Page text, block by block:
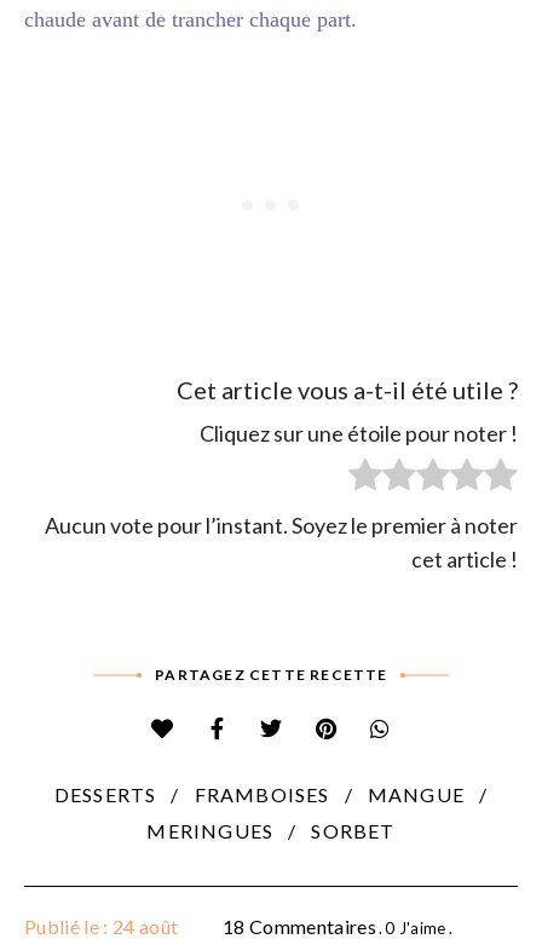
chaude avant de trancher chaque part.
Cet article vous a-t-il été utile ?
Cliquez sur une étoile pour noter !
Aucun vote pour l’instant. Soyez le premier à noter
cet article !
PARTAGEZ CETTE RECETTE
DESSERTS FRAMBOISES
MANGUE
MERINGUES
SORBET
Publié le : 24 août
18 Commentaires 0 J'aime